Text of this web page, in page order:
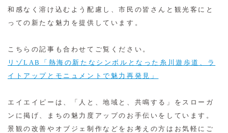
和感なく溶け込むよう配慮し、市民の皆さんと観光客にと
っての新たな魅力を提供しています。
こちらの記事も合わせてご覧ください。
リゾLAB「熱海の新たなシンボルとなった糸川遊歩道、ラ
イトアップとモニュメントで魅力再発見」
エイエイピーは、「人と、地域と、共鳴する」をスローガ
ンに掲げ、まちの魅力度アップのお手伝いをしています。
景観の改善やオブジェ制作などをお考えの方はお気軽にご